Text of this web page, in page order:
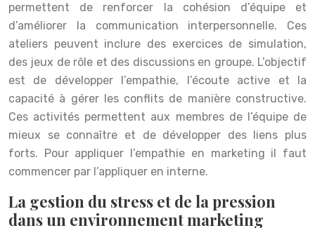
permettent de renforcer la cohésion d’équipe et
d’améliorer la communication interpersonnelle. Ces
ateliers peuvent inclure des exercices de simulation,
des jeux de rôle et des discussions en groupe. L’objectif
est de développer l’empathie, l’écoute active et la
capacité à gérer les conflits de manière constructive.
Ces activités permettent aux membres de l’équipe de
mieux se connaître et de développer des liens plus
forts. Pour appliquer l’empathie en marketing il faut
commencer par l’appliquer en interne.
La gestion du stress et de la pression
dans un environnement marketing